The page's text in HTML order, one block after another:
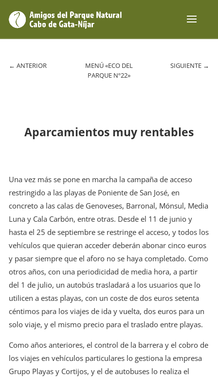
← ANTERIOR
MENÚ «ECO DEL
PARQUE Nº22»
SIGUIENTE →
Aparcamientos muy rentables
Una vez más se pone en marcha la campaña de acceso
restringido a las playas de Poniente de San José, en
concreto a las calas de Genoveses, Barronal, Mónsul, Media
Luna y Cala Carbón, entre otras. Desde el 11 de junio y
hasta el 25 de septiembre se restringe el acceso, y todos los
vehículos que quieran acceder deberán abonar cinco euros
y pasar siempre que el aforo no se haya completado. Como
otros años, con una periodicidad de media hora, a partir
del 1 de julio, un autobús trasladará a los usuarios que lo
utilicen a estas playas, con un coste de dos euros setenta
céntimos para los viajes de ida y vuelta, dos euros para un
solo viaje, y el mismo precio para el traslado entre playas.
Como años anteriores, el control de la barrera y el cobro de
los viajes en vehículos particulares lo gestiona la empresa
Grupo Playas y Cortijos, y el de autobuses lo realiza el